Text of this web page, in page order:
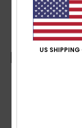
Versand &
US SHIPPING